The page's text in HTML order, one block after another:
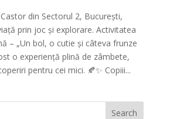
din Sectorul 2, București,
prin joc și explorare. Activitatea
– „Un bol, o cutie și câteva frunze
o experiență plină de zâmbete,
pentru cei mici. 🍂✨ Copiii...